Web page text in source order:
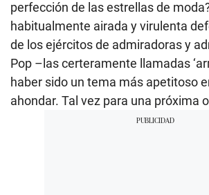
perfección de las estrellas de
habitualmente airada y virulenta
de los ejércitos de admiradoras y
Pop –las certeramente llamadas
haber sido un tema más apetitoso
ahondar. Tal vez para una próxima